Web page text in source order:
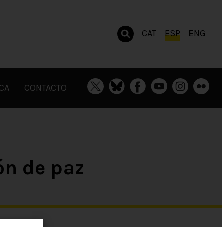
CAT ESP ENG
CONTACTO
de paz